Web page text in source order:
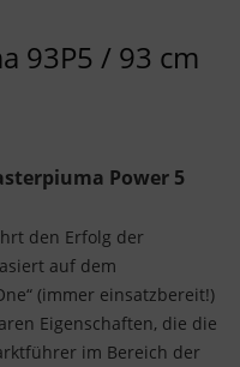
93P5 / 93 cm
Power 5
den Erfolg der
auf dem
(immer einsatzbereit!)
Eigenschaften, die die
im Bereich der